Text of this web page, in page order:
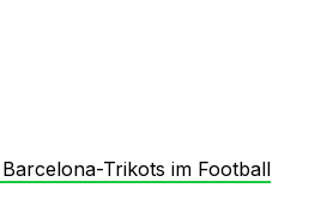
Trikots im Football